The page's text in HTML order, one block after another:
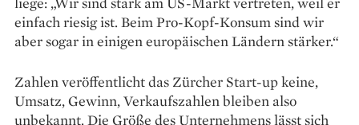
einfach riesig ist. Beim Pro-Kopf-Konsum sind wir
aber sogar in einigen europäischen Ländern stärker.“
Zahlen veröffentlicht das Zürcher Start-up keine,
Umsatz, Gewinn, Verkaufszahlen bleiben also
unbekannt. Die Größe des Unternehmens lässt sich